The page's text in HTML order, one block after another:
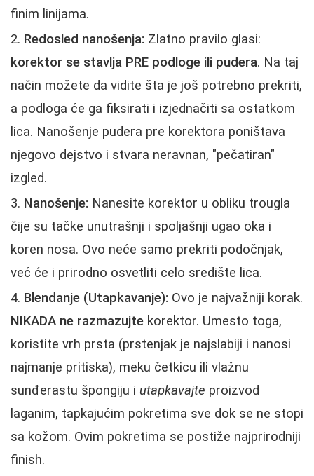
finim linijama.
Redosled nanošenja: Zlatno pravilo glasi:
korektor se stavlja PRE podloge ili pudera. Na taj
način možete da vidite šta je još potrebno prekriti,
a podloga će ga fiksirati i izjednačiti sa ostatkom
lica. Nanošenje pudera pre korektora poništava
njegovo dejstvo i stvara neravnan, "pečatiran"
izgled.
Nanošenje: Nanesite korektor u obliku trougla
čije su tačke unutrašnji i spoljašnji ugao oka i
koren nosa. Ovo neće samo prekriti podočnjak,
već će i prirodno osvetliti celo središte lica.
Blendanje (Utapkavanje): Ovo je najvažniji korak.
NIKADA ne razmazujte korektor. Umesto toga,
koristite vrh prsta (prstenjak je najslabiji i nanosi
najmanje pritiska), meku četkicu ili vlažnu
sunđerastu špongiju i utapkavajte proizvod
laganim, tapkajućim pokretima sve dok se ne stopi
sa kožom. Ovim pokretima se postiže najprirodniji
finish.